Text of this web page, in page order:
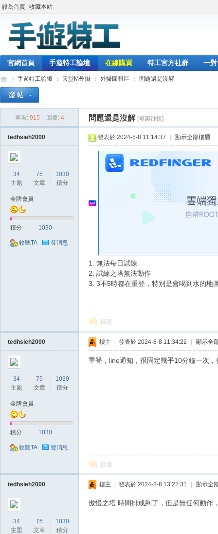
設為首頁 收藏本站
官網首頁 手遊特工論壇 在線購買 特工官方社群 一
手遊特工論壇
›
天堂M外掛
›
外掛回報區
›
問題還是沒解
查看: 915 回覆: 4 問題還是沒解 [複製鏈接]
tedhsieh2000
34
主題
75
文章
1030
積分
金牌會員
積分 1030
收聽TA 發消息
發表於 2024-8-8 11:14:37 顯示全部樓層
1. 無法每日試煉
2. 試練之塔無法動作
3. 3不5時都在重登，特別是會喝到水的地
回覆
tedhsieh2000
34
主題
75
文章
1030
積分
金牌會員
積分 1030
收聽TA 發消息
樓主 發表於 2024-8-8 11:34:22 顯示全
重登，line通知，很固定幾乎10分鐘一次
回覆
tedhsieh2000
34
主題
75
文章
1030
積分
樓主 發表於 2024-8-8 13:22:31 顯示全
傲慢之塔 時間排成到了，但是無任何動作